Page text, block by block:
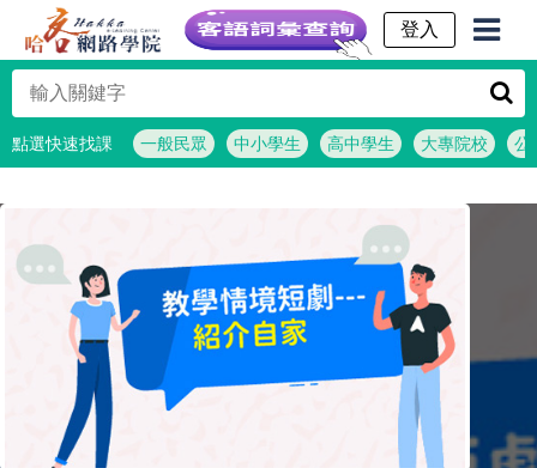
客語詞彙查詢
點選快速找課 一般民眾 中小學生 高中學生 大專院校 公